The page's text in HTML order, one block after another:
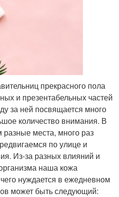
прекрасного пола
и презентабельных частей
за ней посвящается много
количество внимания. В
места, много раз
по улице и
Из-за разных влияний и
наша кожа
нуждается в ежедневном
может быть следующий: